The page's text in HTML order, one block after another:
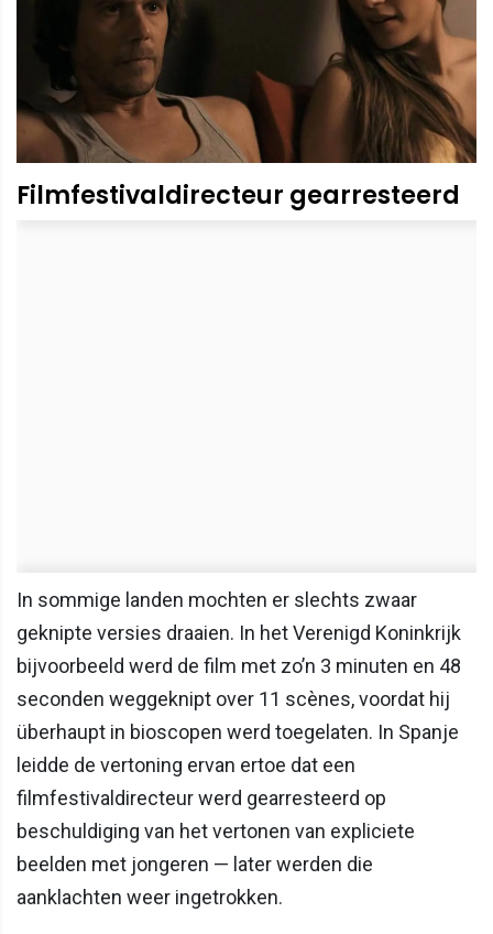
Filmfestivaldirecteur gearresteerd
In sommige landen mochten er slechts zwaar
geknipte versies draaien. In het Verenigd Koninkrijk
bijvoorbeeld werd de film met zo’n 3 minuten en 48
seconden weggeknipt over 11 scènes, voordat hij
überhaupt in bioscopen werd toegelaten. In Spanje
leidde de vertoning ervan ertoe dat een
filmfestivaldirecteur werd gearresteerd op
beschuldiging van het vertonen van expliciete
beelden met jongeren — later werden die
aanklachten weer ingetrokken.